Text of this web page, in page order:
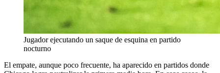
Jugador ejecutando un saque de esquina en partido
nocturno
El empate, aunque poco frecuente, ha aparecido en partidos donde